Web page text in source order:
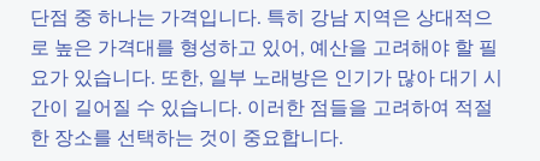
단점 중 하나는 가격입니다. 특히 강남 지역은 상대적으
로 높은 가격대를 형성하고 있어, 예산을 고려해야 할 필
요가 있습니다. 또한, 일부 노래방은 인기가 많아 대기 시
간이 길어질 수 있습니다. 이러한 점들을 고려하여 적절
한 장소를 선택하는 것이 중요합니다.